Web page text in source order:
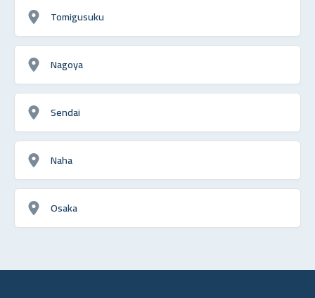
Tomigusuku
Nagoya
Sendai
Naha
Osaka